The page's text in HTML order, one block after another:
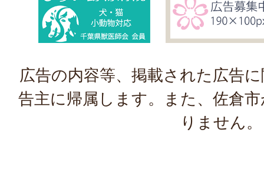
広告の内容等、掲載された広告
告主に帰属します。また、佐倉
りません。